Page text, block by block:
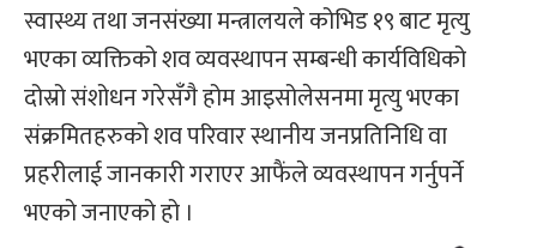
स्वास्थ्य तथा जनसंख्या मन्त्रालयले कोभिड १९ बाट मृत्यु
भएका व्यक्तिको शव व्यवस्थापन सम्बन्धी कार्यविधिको
दोस्रो संशोधन गरेसँगै होम आइसोलेसनमा मृत्यु भएका
संक्रमितहरुको शव परिवार स्थानीय जनप्रतिनिधि वा
प्रहरीलाई जानकारी गराएर आफैंले व्यवस्थापन गर्नुपर्ने
भएको जनाएको हो ।